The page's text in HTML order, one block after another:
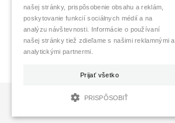
Všetky práva vyhradené © | Bunco 2018
našej stránky, prispôsobenie obsahu a reklám,
poskytovanie funkcií sociálnych médií a na
analýzu návštevnosti. Informácie o používaní
našej stránky tiež zdieľame s našimi reklamnými a
analytickými partnermi.
Prijať všetko
PRISPÔSOBIŤ